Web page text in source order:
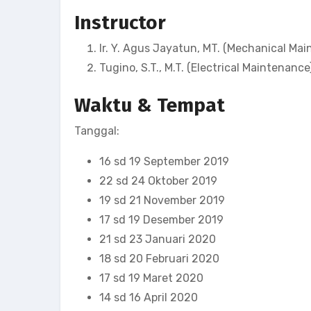
Instructor
Ir. Y. Agus Jayatun, MT. (Mechanical
Tugino, S.T., M.T. (Electrical
Waktu & Tempat
Tanggal:
16 sd 19 September 2019
22 sd 24 Oktober 2019
19 sd 21 November 2019
17 sd 19 Desember 2019
21 sd 23 Januari 2020
18 sd 20 Februari 2020
17 sd 19 Maret 2020
14 sd 16 April 2020